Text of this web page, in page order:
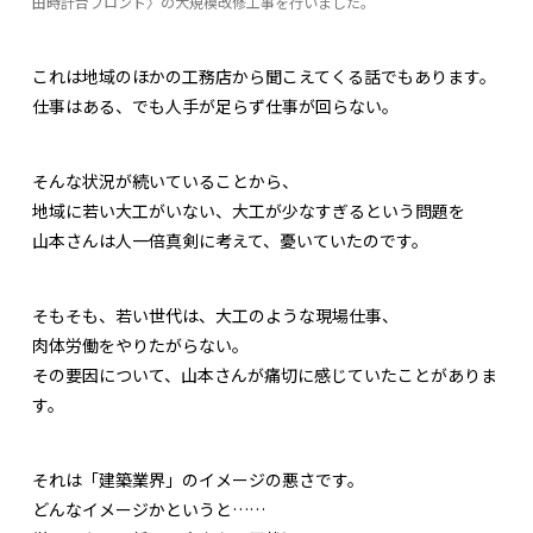
これは地域のほかの工務店から聞こえてくる話でもあります。
仕事はある、でも人手が足らず仕事が回らない。
そんな状況が続いていることから、
地域に若い大工がいない、大工が少なすぎるという問題を
山本さんは人一倍真剣に考えて、憂いていたのです。
そもそも、若い世代は、大工のような現場仕事、
肉体労働をやりたがらない。
その要因について、山本さんが痛切に感じていたことがありま
す。
それは「建築業界」のイメージの悪さです。
どんなイメージかというと……